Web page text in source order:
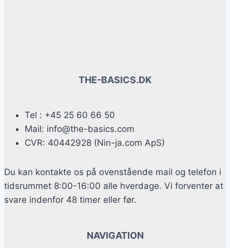
THE-BASICS.DK
Tel : +45 25 60 66 50
Mail: info@the-basics.com
CVR: 40442928 (Nin-ja.com ApS)
Du kan kontakte os på ovenstående mail og telefon i
tidsrummet 8:00-16:00 alle hverdage. Vi forventer at
svare indenfor 48 timer eller før.
NAVIGATION